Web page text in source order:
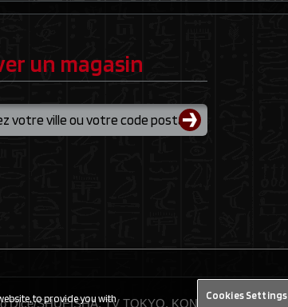
un magasin
Dice/SHUEISHA, TV TOKYO, KONAMI
to provide you with Cookies Settings